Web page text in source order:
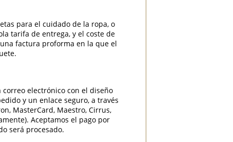
para el cuidado de la ropa, o
tarifa de entrega, y el coste de
factura proforma en la que el
electrónico con el diseño
y un enlace seguro, a través
MasterCard, Maestro, Cirrus,
Aceptamos el pago por
será procesado.